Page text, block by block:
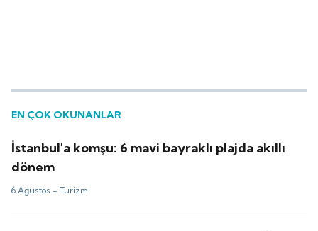
EN ÇOK OKUNANLAR
İstanbul'a komşu: 6 mavi bayraklı plajda akıllı
dönem
6 Ağustos -Turizm